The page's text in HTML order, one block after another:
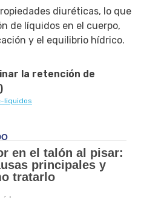
diuréticas, lo que
de líquidos en el cuerpo,
y el equilibrio hídrico.
la retención de
liquidos